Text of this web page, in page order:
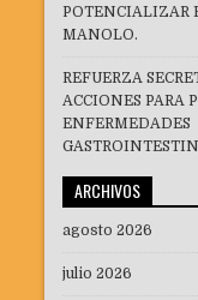
POTENCIALIZAR
MANOLO.
REFUERZA
ACCIONES PARA
ENFERMEDADES
ARCHIVOS
agosto 2026
julio 2026